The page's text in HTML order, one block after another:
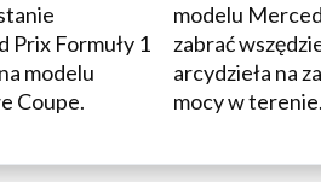
Prix Formuły 1
modelu
Coupe.
modelu
zabrać
arcydzieła na
mocy w terenie.